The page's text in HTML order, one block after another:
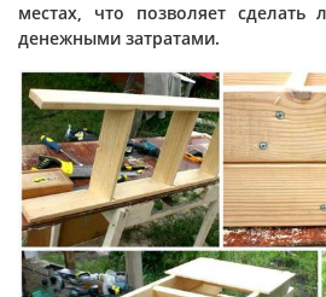
местах, что позволяет
денежными затратами.